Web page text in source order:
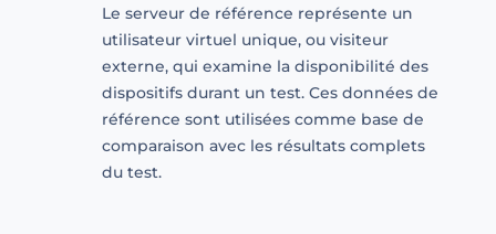
Le serveur de référence représente un
utilisateur virtuel unique, ou visiteur
externe, qui examine la disponibilité des
dispositifs durant un test. Ces données de
référence sont utilisées comme base de
comparaison avec les résultats complets
du test.